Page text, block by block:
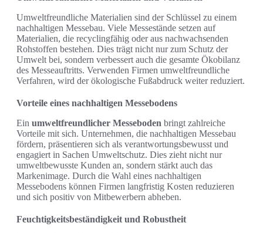
Umweltfreundliche Materialien sind der Schlüssel zu einem
nachhaltigen Messebau. Viele Messestände setzen auf
Materialien, die recyclingfähig oder aus nachwachsenden
Rohstoffen bestehen. Dies trägt nicht nur zum Schutz der
Umwelt bei, sondern verbessert auch die gesamte Ökobilanz
des Messeauftritts. Verwenden Firmen umweltfreundliche
Verfahren, wird der ökologische Fußabdruck weiter reduziert.
Vorteile eines nachhaltigen Messebodens
Ein umweltfreundlicher Messeboden bringt zahlreiche
Vorteile mit sich. Unternehmen, die nachhaltigen Messebau
fördern, präsentieren sich als verantwortungsbewusst und
engagiert in Sachen Umweltschutz. Dies zieht nicht nur
umweltbewusste Kunden an, sondern stärkt auch das
Markenimage. Durch die Wahl eines nachhaltigen
Messebodens können Firmen langfristig Kosten reduzieren
und sich positiv von Mitbewerbern abheben.
Feuchtigkeitsbeständigkeit und Robustheit